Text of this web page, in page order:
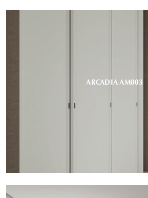
ARCADIA AM003